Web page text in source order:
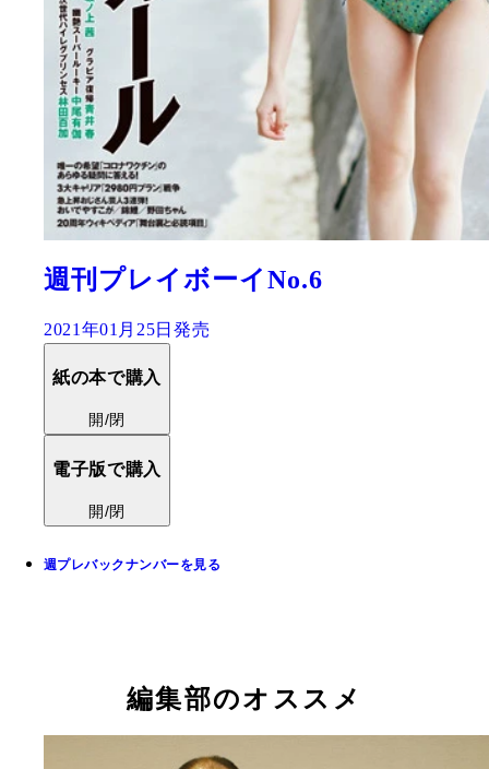
週刊プレイボーイNo.6
2021年01月25日発売
紙の本で購入
開/閉
電子版で購入
開/閉
週プレバックナンバーを見る
編集部のオススメ